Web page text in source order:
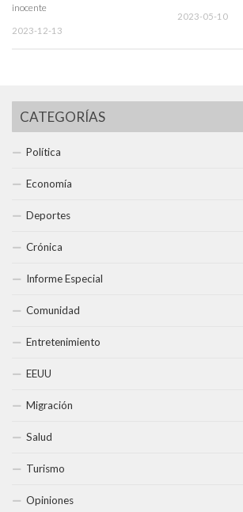
inocente
2023-12-13
2023-05-10
CATEGORÍAS
Política
Economía
Deportes
Crónica
Informe Especial
Comunidad
Entretenimiento
EEUU
Migración
Salud
Turismo
Opiniones